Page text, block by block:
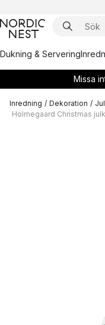
Dukning & Servering
Missa
Inredning / Dekoration /
Holmegaard Christmas